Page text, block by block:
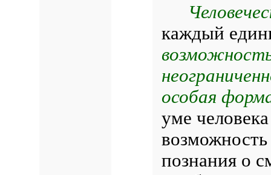
каждый
особая
уме
возможность
познания о